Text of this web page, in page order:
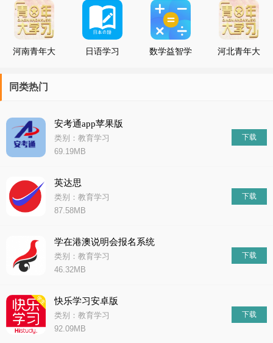
期
V6.8.1 安
卓版
河南青年大
日语学习
数学益智学
河北青年大
同类热门
安考通app苹果版
类别：教育学习
69.19MB
下载
英达思
类别：教育学习
87.58MB
下载
学在港澳说明会报名系统
类别：教育学习
46.32MB
下载
快乐学习安卓版
类别：教育学习
92.09MB
下载